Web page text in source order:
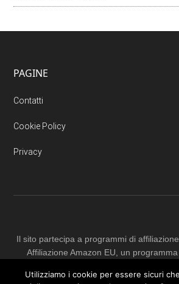
PAGINE
Contatti
Cookie Policy
Privacy
Il sito partecipa a programmi di
Affiliazione Amazon EU, un
pubblicizzando e fornendo link al sito
Utilizziamo i cookie per essere sicuri